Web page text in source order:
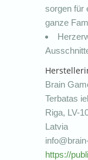
sorgen für
ganze
Brain
Terbatas
Riga, LV-
Latvia
https://